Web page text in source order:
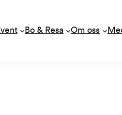
Bo & Resa Om oss